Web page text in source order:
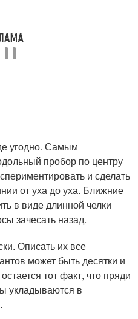
угодно. Самым
пробор по центру
и сделать
от уха до уха. Ближние
в виде длинной челки
зачесать назад.
Описать их все
может быть десятки и
тот факт, что пряди
укладываются в